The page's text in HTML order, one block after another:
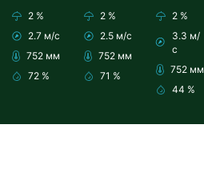
2 %
2.7 м/с
752 мм
72 %
2 %
2.5 м/с
752 мм
71 %
2 %
3.3 м/
с
752 мм
44 %